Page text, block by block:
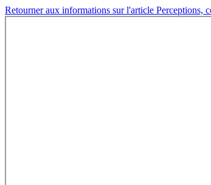
Retourner aux informations sur l'article Perceptions,